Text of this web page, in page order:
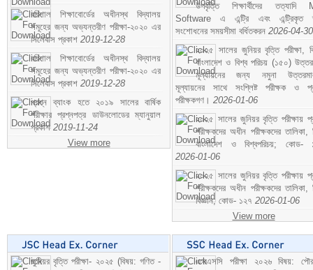
বরিশাল শিক্ষাবোর্ডের অধীনস্থ বিদ্যালয়
সমূহের জন্য অভ্যন্তরীণ পরীক্ষা-২০২০ এর
সিলেবাস প্রকাশ 2019-12-28
বরিশাল শিক্ষাবোর্ডের অধীনস্থ বিদ্যালয়
সমূহের জন্য অভ্যন্তরীণ পরীক্ষা-২০২০ এর
সিলেবাস প্রকাশ 2019-12-28
প্রশ্ন ব্যাংক হতে ২০১৯ সালের বার্ষিক
পরীক্ষার প্রশ্নপত্র ডাউনলোডের ম্যানুয়াল
প্রকাশ 2019-11-24
View more
উপবৃত্তি শিক্ষার্থীদের তত্যাদি
Software এ এন্ট্রি এবং এন্ট্রিকৃত
সংশোধনের সময়সীমা বর্ধিতকরন 2026-04-30
২০২৫ সালের জুনিয়র বৃত্তি পরীক্ষা,
বাংলাদেশ ও বিশ্ব পরিচয় (১৫০)
মূল্যায়নের জন্য নমুনা
মূল্যায়নের সাথে সংশ্লিষ্ট পরীক্ষক ও
পরীক্ষকগণ। 2026-01-06
২০২৫ সালের জুনিয়র বৃত্তি পরীক্ষায়
পরীক্ষকদের অধীন পরীক্ষকদের তালিকা,
বাংলাদেশ ও বিশ্বপরিচয়; কোড-
2026-01-06
২০২৫ সালের জুনিয়র বৃত্তি পরীক্ষায়
পরীক্ষকদের অধীন পরীক্ষকদের তালিকা,
বিজ্ঞান; কোড- ১২৭ 2026-01-06
View more
জুনিয়র বৃত্তি পরীক্ষা- ২০২৫ (বিষয়: গণিত -
এসএসসি পরীক্ষা ২০২৬ বিষয়: